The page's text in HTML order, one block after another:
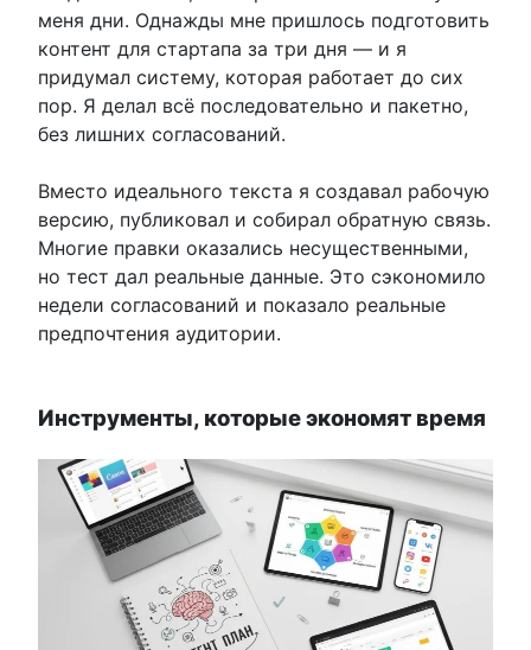
меня дни. Однажды мне пришлось подготовить
контент для стартапа за три дня — и я
придумал систему, которая работает до сих
пор. Я делал всё последовательно и пакетно,
без лишних согласований.
Вместо идеального текста я создавал рабочую
версию, публиковал и собирал обратную связь.
Многие правки оказались несущественными,
но тест дал реальные данные. Это сэкономило
недели согласований и показало реальные
предпочтения аудитории.
Инструменты, которые экономят время